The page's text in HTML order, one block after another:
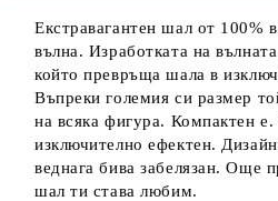
Екстравагантен шал от 100%
вълна. Изработката на
който превръща шала в
Въпреки големия си размер
на всяка фигура. Компактен
изключително ефектен.
веднага бива забелязан. Още
шал ти става любим.